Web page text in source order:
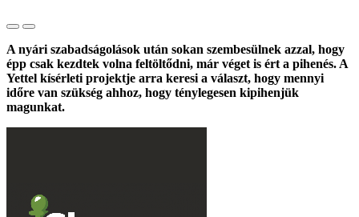
A nyári szabadságolások után sokan szembesülnek azzal, hogy
épp csak kezdtek volna feltöltődni, már véget is ért a pihenés. A
Yettel kísérleti projektje arra keresi a választ, hogy mennyi
időre van szükség ahhoz, hogy ténylegesen kipihenjük
magunkat.